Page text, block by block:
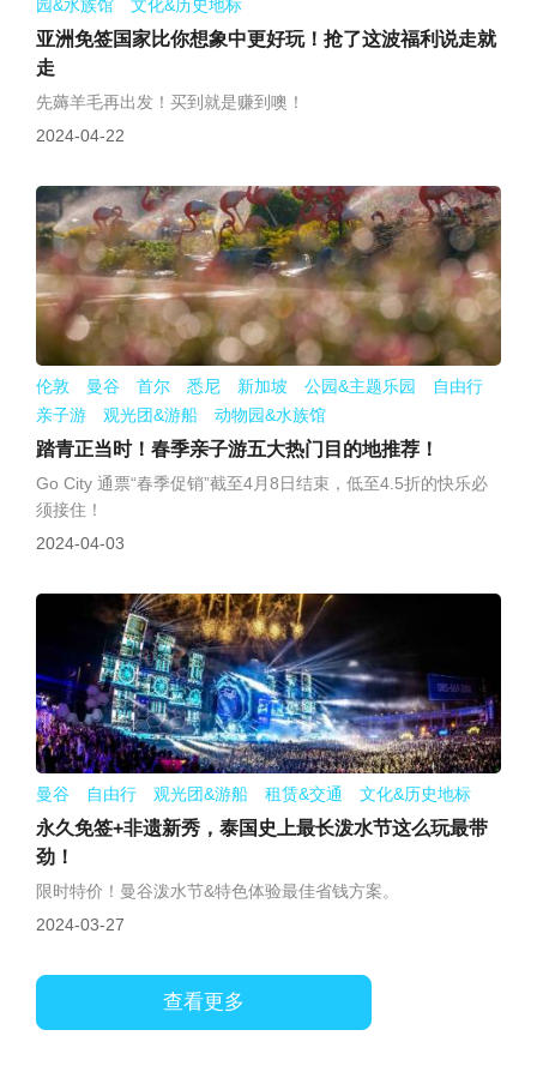
园&水族馆 文化&历史地标
亚洲免签国家比你想象中更好玩！抢了这波福利说走就
走
先薅羊毛再出发！买到就是赚到噢！
2024-04-22
伦敦 曼谷 首尔 悉尼 新加坡 公园&主题乐园 自由行
亲子游 观光团&游船 动物园&水族馆
踏青正当时！春季亲子游五大热门目的地推荐！
Go City 通票“春季促销”截至4月8日结束，低至4.5折的快乐必
须接住！
2024-04-03
曼谷 自由行 观光团&游船 租赁&交通 文化&历史地标
永久免签+非遗新秀，泰国史上最长泼水节这么玩最带
劲！
限时特价！曼谷泼水节&特色体验最佳省钱方案。
2024-03-27
查看更多